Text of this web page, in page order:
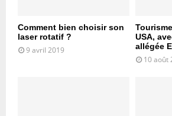
Comment bien choisir son
laser rotatif ?
9 avril 2019
USA,
allégée
10 août